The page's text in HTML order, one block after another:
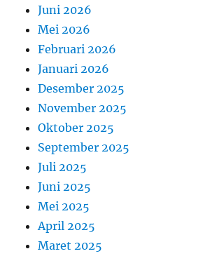
Juni 2026
Mei 2026
Februari 2026
Januari 2026
Desember 2025
November 2025
Oktober 2025
September 2025
Juli 2025
Juni 2025
Mei 2025
April 2025
Maret 2025